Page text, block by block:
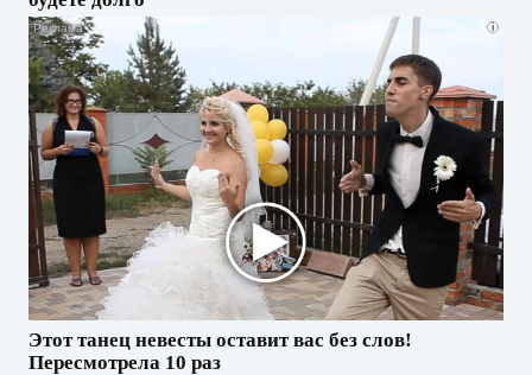
i
Этот танец невесты оставит вас без слов!
Пересмотрела 10 раз